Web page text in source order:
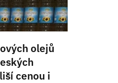
olejů
cenou i